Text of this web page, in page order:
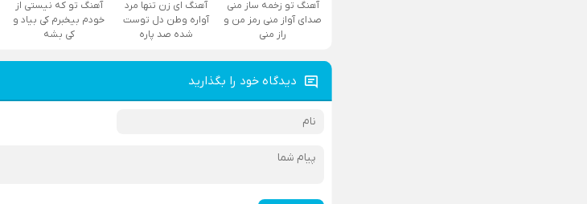
آهنگ تو زخمه ساز منی
صدای آواز منی رمز من و
راز منی
آهنگ ای زن تنها مرد
آواره وطن دل توست
شده صد پاره
آهنگ تو که نیستی از
خودم بیخبرم کی بیاد و
کی بشه
دیدگاه خود را بگذارید